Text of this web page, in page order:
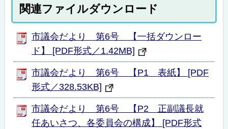
関連ファイルダウンロード
市議会だより 第6号 【一括ダウンロー
ド】 [PDF形式／1.42MB]
市議会だより 第6号 【P1 表紙】 [PDF
形式／328.53KB]
市議会だより 第6号 【P2 正副議長就
任あいさつ、各委員会の構成】 [PDF形式